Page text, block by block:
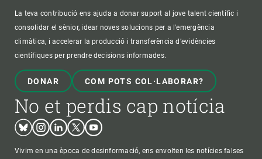
La teva contribució ens ajuda a donar suport al jove talent científic i
consolidar el sènior, idear noves solucions per a l'emergència
climàtica, i accelerar la producció i transferència d’evidències
científiques per prendre decisions informades.
DONAR COM POTS COL·LABORAR?
No et perdis cap notícia
BlueskyInstagram
LinkedinTwitterYoutube
Vivim en una època de desinformació, ens envolten les notícies falses